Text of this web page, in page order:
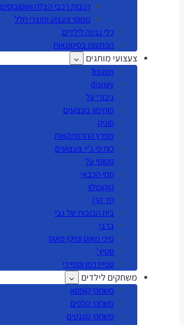
רכבות רכבי הצלה ואוטובוסים
מטוסי צעצוע ומוצרי חלל
כלי נגינה לילדים
הפתעות בסיטונאות
צעצועי מותגים
frozen
disney
גיבורי על
פוקימון צעצועים
סוניק
מפרץ ההרפתקאות
כוח פי ג'יי צעצועים
מטוסי על
סמי הכבאי
קוקומלון
חד קרן
בית הבובות של גבי
ברבי
מיני מאוס ומיקי מאוס
סטיץ'
ספיידרמן וספיידי
משחקים לילדים
משחקי קופסא
משחקי קלפים
משחקי מגנטים